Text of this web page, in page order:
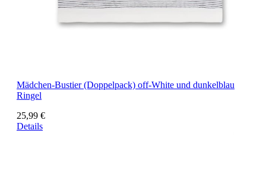
Mädchen-Bustier (Doppelpack) off-White und dunkelblau
Ringel
25,99 €
Details